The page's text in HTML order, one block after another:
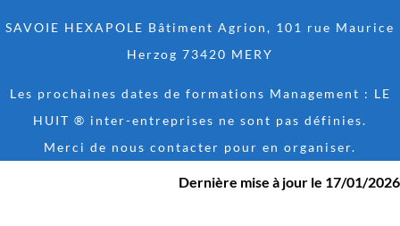
SAVOIE HEXAPOLE Bâtiment Agrion, 101 rue Maurice
Herzog 73420 MERY
Les prochaines dates de formations Management : LE
HUIT ® inter-entreprises ne sont pas définies.
Merci de nous contacter pour en organiser.
Dernière mise à jour le 17/01/2026